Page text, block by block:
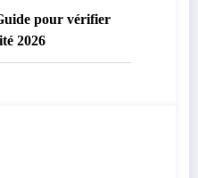
pour vérifier
2026